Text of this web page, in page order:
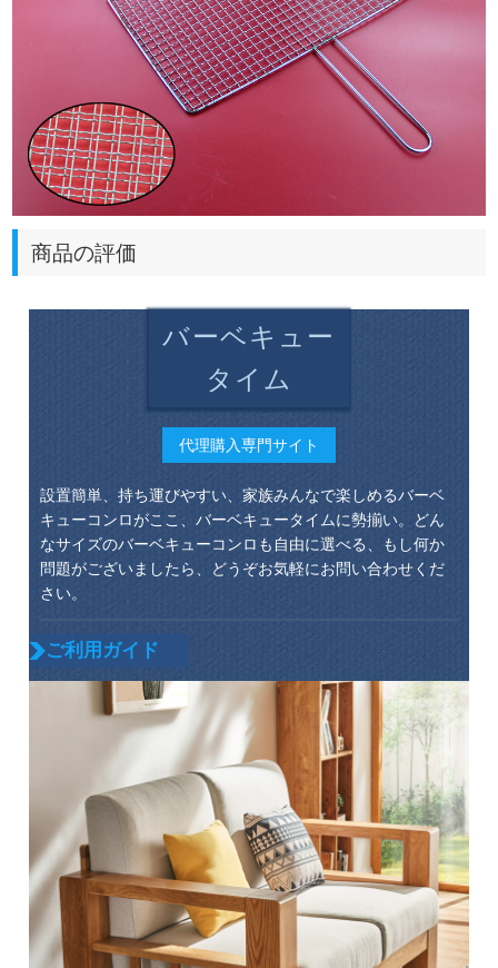
商品の評価
バーベキュー
タイム
代理購入専門サイト
設置簡単、持ち運びやすい、家族みんなで楽しめるバーベ
キューコンロがここ、バーベキュータイムに勢揃い。どん
なサイズのバーベキューコンロも自由に選べる、もし何か
問題がございましたら、どうぞお気軽にお問い合わせくだ
さい。
ご利用ガイド